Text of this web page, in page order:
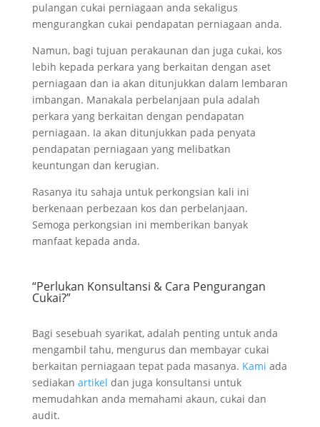
pulangan cukai perniagaan anda sekaligus
mengurangkan cukai pendapatan perniagaan anda.
Namun, bagi tujuan perakaunan dan juga cukai, kos
lebih kepada perkara yang berkaitan dengan aset
perniagaan dan ia akan ditunjukkan dalam lembaran
imbangan. Manakala perbelanjaan pula adalah
perkara yang berkaitan dengan pendapatan
perniagaan. Ia akan ditunjukkan pada penyata
pendapatan perniagaan yang melibatkan
keuntungan dan kerugian.
Rasanya itu sahaja untuk perkongsian kali ini
berkenaan perbezaan kos dan perbelanjaan.
Semoga perkongsian ini memberikan banyak
manfaat kepada anda.
“Perlukan Konsultansi & Cara Pengurangan
Cukai?”
Bagi sesebuah syarikat, adalah penting untuk anda
mengambil tahu, mengurus dan membayar cukai
berkaitan perniagaan tepat pada masanya. Kami ada
sediakan artikel dan juga konsultansi untuk
memudahkan anda memahami akaun, cukai dan
audit.